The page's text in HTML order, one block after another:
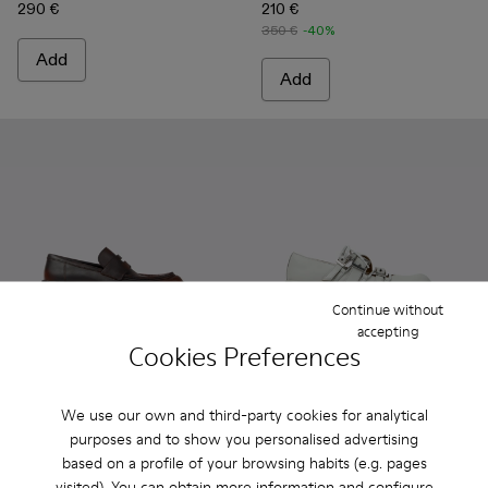
Cookies Preferences
We use our own and third-party cookies for analytical
purposes and to show you personalised advertising
based on a profile of your browsing habits (e.g. pages
Continue without
accepting
290 €
Add
210 €
350 € -40%
Add
VAMONOS - A500023-017 - BLACK-ORANGE
VAMONOS - A500023-018 - RED
VAMONOS - A500023-016 - GRAY
VAMONOS - A500023-013
VAMONOS - A500023-012
VAMONOS -VAMONOS -
VAMONOS
VAMONOS - A500044-002
VAMONOS -
VAMONOS
180 €